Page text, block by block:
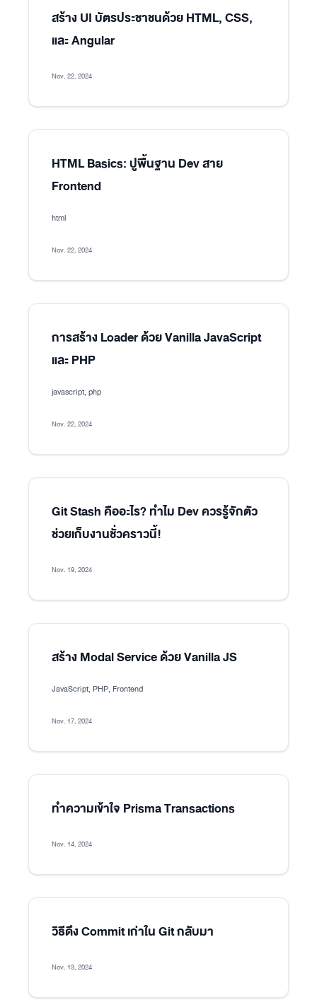
สร้าง UI บัตรประชาชนด้วย HTML, CSS,
และ Angular
Nov. 22, 2024
HTML Basics: ปูพื้นฐาน Dev สาย
Frontend
html
Nov. 22, 2024
การสร้าง Loader ด้วย Vanilla JavaScript
และ PHP
javascript, php
Nov. 22, 2024
Git Stash คืออะไร? ทำไม Dev ควรรู้จักตัว
ช่วยเก็บงานชั่วคราวนี้!
Nov. 19, 2024
สร้าง Modal Service ด้วย Vanilla JS
JavaScript, PHP, Frontend
Nov. 17, 2024
ทำความเข้าใจ Prisma Transactions
Nov. 14, 2024
วิธีดึง Commit เก่าใน Git กลับมา
Nov. 13, 2024